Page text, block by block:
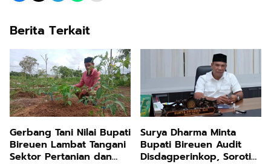
Berita Terkait
Gerbang Tani Nilai Bupati
Bireuen Lambat Tangani
Sektor Pertanian dan
Surya Dharma Minta
Bupati Bireuen Audit
Disdagperinkop, Soroti